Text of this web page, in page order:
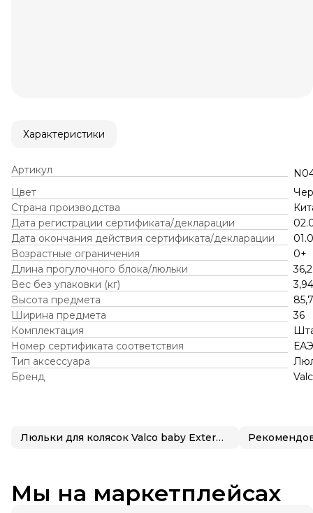
Характеристики
Артикул
Цвет
Страна производства
Дата регистрации сертификата/декларации
Дата окончания действия сертификата/декларации
Возрастные ограничения
0+
Длина прогулочного блока/люльки
36,2
Вес без упаковки (кг)
3,94
Высота предмета
85,7
Ширина предмета
36
Комплектация
Номер сертификата соответствия
Тип аксессуара
Бренд
Люльки для колясок Valco baby External Bassinet Snap Duo Flatt Matt
Мы на маркетплейсах